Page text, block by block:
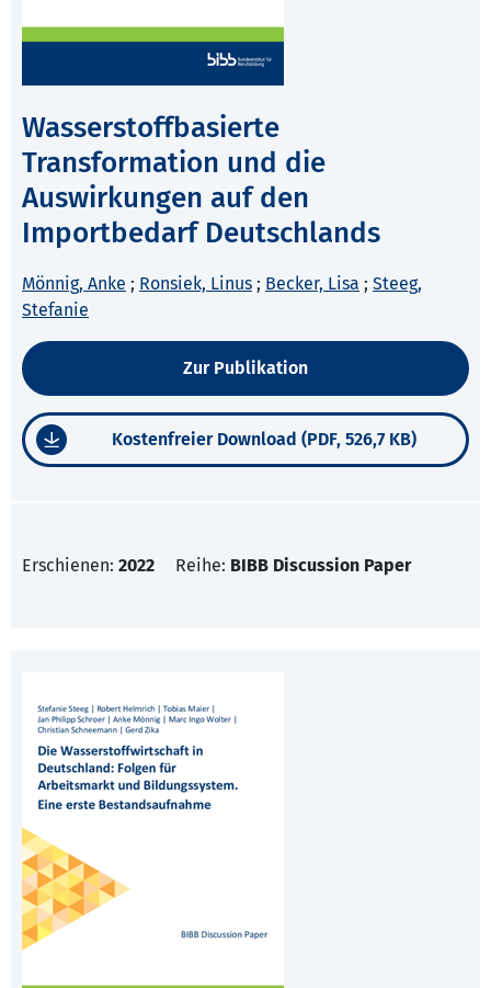
Wasserstoffbasierte
Transformation und die
Auswirkungen auf den
Importbedarf Deutschlands
Mönnig, Anke ; Ronsiek, Linus ; Becker, Lisa ; Steeg,
Stefanie
Zur Publikation
Kostenfreier Download (PDF, 526,7 KB)
Erschienen: 2022 Reihe: BIBB Discussion Paper